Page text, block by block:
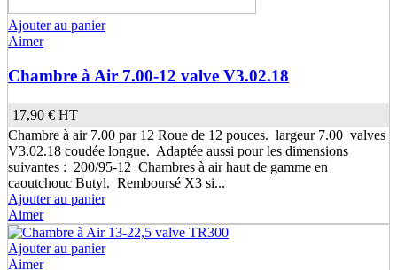
Ajouter au panier
Aimer
Chambre à Air 7.00-12 valve V3.02.18
17,90 € HT
Chambre à air 7.00 par 12 Roue de 12 pouces. largeur 7.00 valves
V3.02.18 coudée longue. Adaptée aussi pour les dimensions
suivantes : 200/95-12 Chambres à air haut de gamme en
caoutchouc Butyl. Remboursé X3 si...
Ajouter au panier
Aimer
Ajouter au panier
Aimer